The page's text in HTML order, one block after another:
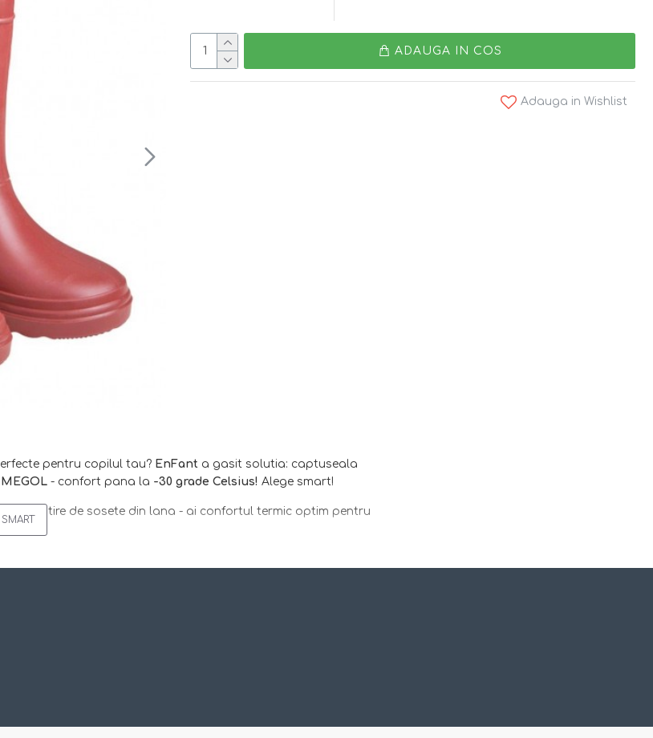
ADAUGA IN COS
Adauga in Wishlist
pentru copilul tau? EnFant a gasit solutia: captuseala
MEGOL - confort pana la -30 grade Celsius! Alege smart!
subtire de sosete din lana - ai confortul termic optim pentru